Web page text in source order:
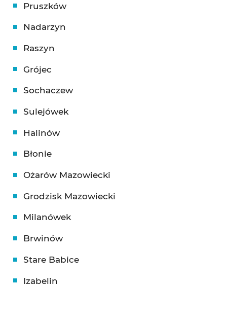
Pruszków
Nadarzyn
Raszyn
Grójec
Sochaczew
Sulejówek
Halinów
Błonie
Ożarów Mazowiecki
Grodzisk Mazowiecki
Milanówek
Brwinów
Stare Babice
Izabelin